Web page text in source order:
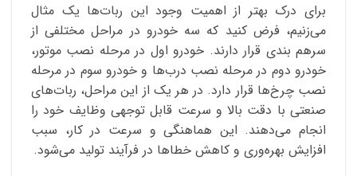
برای درک بهتر از اهمیت وجود این ربات‌ها یک مثال
می‌زنیم، فرض کنید که سه خودرو در مراحل مختلفی از
سرهم بندی قرار دارند. خودرو اول در مرحله نصب موتور،
خودرو دوم در مرحله نصب درب‌ها و خودرو سوم در مرحله
نصب چرخ‌ها قرار دارد. در هر یک از این مراحل، ربات‌های
صنعتی با دقت بالا و سرعت قابل توجهی وظایف خود را
انجام می‌دهند. این هماهنگی و سرعت در کار، سبب
افزایش بهره‌وری و کاهش خطاها در فرآیند تولید می‌شود.